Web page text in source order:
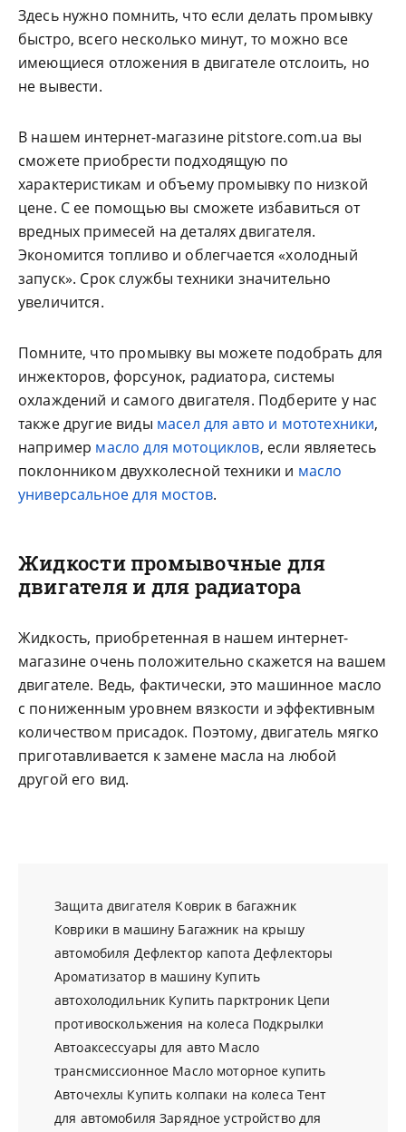
Здесь нужно помнить, что если делать промывку
быстро, всего несколько минут, то можно все
имеющиеся отложения в двигателе отслоить, но
не вывести.
В нашем интернет-магазине pitstore.com.ua вы
сможете приобрести подходящую по
характеристикам и объему промывку по низкой
цене. С ее помощью вы сможете избавиться от
вредных примесей на деталях двигателя.
Экономится топливо и облегчается «холодный
запуск». Срок службы техники значительно
увеличится.
Помните, что промывку вы можете подобрать для
инжекторов, форсунок, радиатора, системы
охлаждений и самого двигателя. Подберите у нас
также другие виды масел для авто и мототехники,
например масло для мотоциклов, если являетесь
поклонником двухколесной техники и масло
универсальное для мостов.
Жидкости промывочные для
двигателя и для радиатора
Жидкость, приобретенная в нашем интернет-
магазине очень положительно скажется на вашем
двигателе. Ведь, фактически, это машинное масло
с пониженным уровнем вязкости и эффективным
количеством присадок. Поэтому, двигатель мягко
приготавливается к замене масла на любой
другой его вид.
Защита двигателя Коврик в багажник
Коврики в машину Багажник на крышу
автомобиля Дефлектор капота Дефлекторы
Ароматизатор в машину Купить
автохолодильник Купить парктроник Цепи
противоскольжения на колеса Подкрылки
Автоаксессуары для авто Масло
трансмиссионное Масло моторное купить
Авточехлы Купить колпаки на колеса Тент
для автомобиля Зарядное устройство для